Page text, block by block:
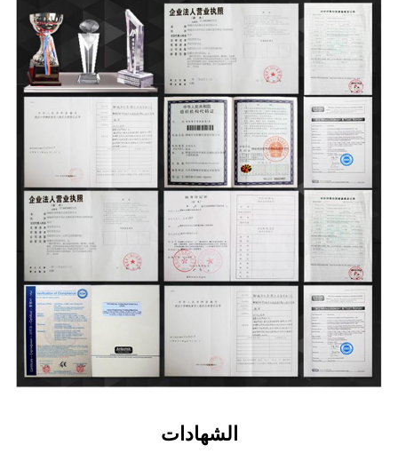
جولة
المعمل
مراقبة
الجودة
اتصل
اطلب
اقتباس
РУССКИЙ
الشهادات